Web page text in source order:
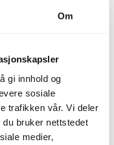
Om
gi innhold og
sosiale
trafikken vår. Vi deler
bruker nettstedet
medier,